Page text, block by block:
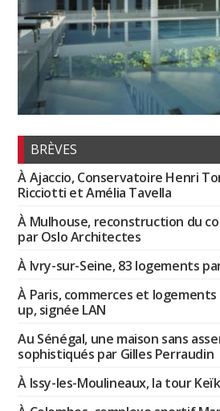
BRÈVES
À Ajaccio, Conservatoire Henri
Ricciotti et Amélia Tavella
À Mulhouse, reconstruction du
par Oslo Architectes
À Ivry-sur-Seine, 83 logements
À Paris, commerces et
up, signée LAN
Au Sénégal, une maison sans
sophistiqués par Gilles Perraudin
À Issy-les-Moulineaux, la tour